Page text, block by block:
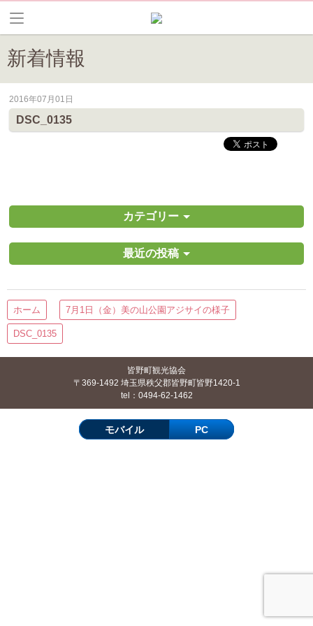
新着情報
皆野町のイベントやお祭り、花情報等の最新情報や観光協会会員情報
2016年07月01日
DSC_0135
カテゴリー
最近の投稿
ホーム 7月1日（金）美の山公園アジサイの様子
DSC_0135
皆野町観光協会
〒369-1492 埼玉県秩父郡皆野町皆野1420-1
tel：0494-62-1462
モバイル PC